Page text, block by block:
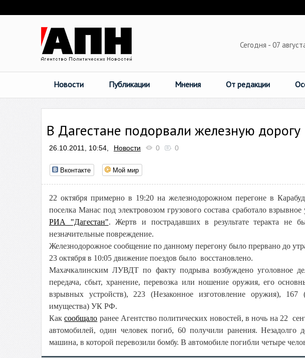
Сегодня - 07
Новости Публикации Мнения От редакции
В Дагестане подорвали железную дорогу
26.10.2011, 10:54, Новости 0 0
Вконтакте Мой мир
22 октября примерно в 19:20 на железнодорожном перегоне в
поселка Манас под электровозом грузового состава сработало
РИА "Дагестан". Жертв и пострадавших в результате теракта не
незначительные повреждение.
Железнодорожное сообщение по данному перегону было прервано до
23 октября в 10:05 движение поездов было восстановлено.
Махачкалинским ЛУВДТ по факту подрыва возбуждено уголовное
передача, сбыт, хранение, перевозка или ношение оружия, его
взрывных устройств), 223 (Незаконное изготовление оружия),
имущества) УК РФ.
Каксообщало ранее Агентство политических новостей, в ночь на 22
автомобилей, один человек погиб, 60 получили ранения. Незадолго
машина, в которой перевозили бомбу. В автомобиле погибли четыре